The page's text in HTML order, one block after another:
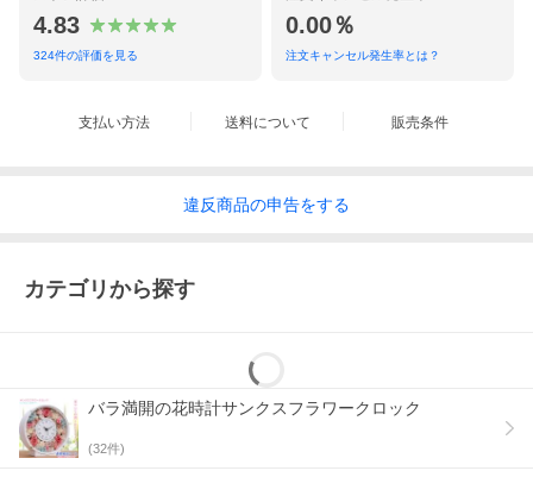
4.83
324件の評価を見る
0.00％
注文キャンセル発生率とは？
支払い方法 送料について 販売条件
違反商品の申告をする
カテゴリから探す
バラ満開の花時計サンクスフラワークロック
(32件)